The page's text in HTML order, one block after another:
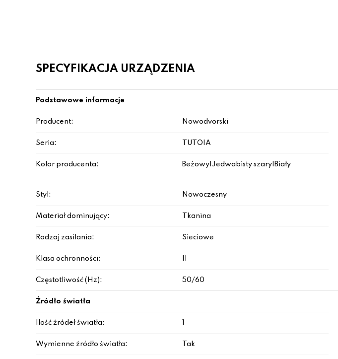
SPECYFIKACJA URZĄDZENIA
Podstawowe informacje
Producent: Nowodvorski
Seria: TUTOIA
Kolor producenta: Beżowy|Jedwabisty szary|Biały
Styl: Nowoczesny
Materiał dominujący: Tkanina
Rodzaj zasilania: Sieciowe
Klasa ochronności:
Częstotliwość (Hz): 50/60
Źródło światła
Ilość źródeł światła:
Wymienne źródło światła: Tak